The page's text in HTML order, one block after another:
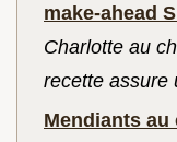
make-ahead
Charlotte au
recette assure
Mendiants